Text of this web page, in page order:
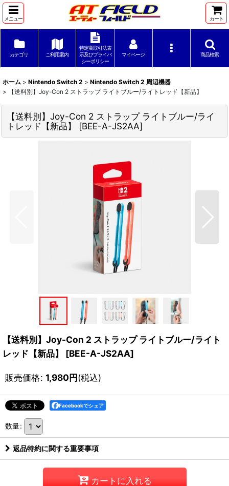
メニュー カート
カテゴリ ご利用案内
特定商取引法表
示及びプライバ
シーポリシー
マイページ 商品検索
ホーム > Nintendo Switch 2 > Nintendo Switch 2 周辺機器
>
【送料別】Joy-Con 2 ストラップ ライトブルー/ライトレッド【新品】
【送料別】Joy-Con 2 ストラップ ライトブルー/ライ
トレッド【新品】
[BEE-A-JS2AA]
【送料別】Joy-Con 2 ストラップ ライトブルー/ライト
レッド【新品】
[BEE-A-JS2AA]
販売価格: 1,980円(税込)
Facebookでシェア
数量:
返品特約に関する重要事項
カートに入れる